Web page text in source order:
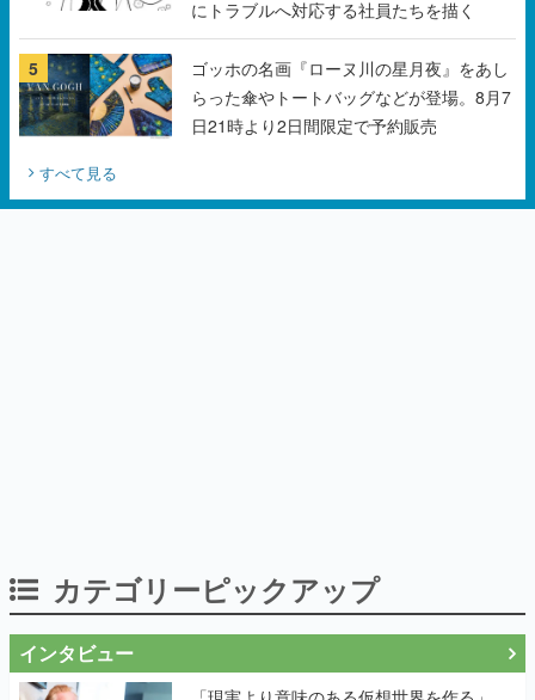
にトラブルへ対応する社員たちを描く
5
ゴッホの名画『ローヌ川の星月夜』をあし
らった傘やトートバッグなどが登場。8月7
日21時より2日間限定で予約販売
すべて見る
カテゴリーピックアップ
インタビュー